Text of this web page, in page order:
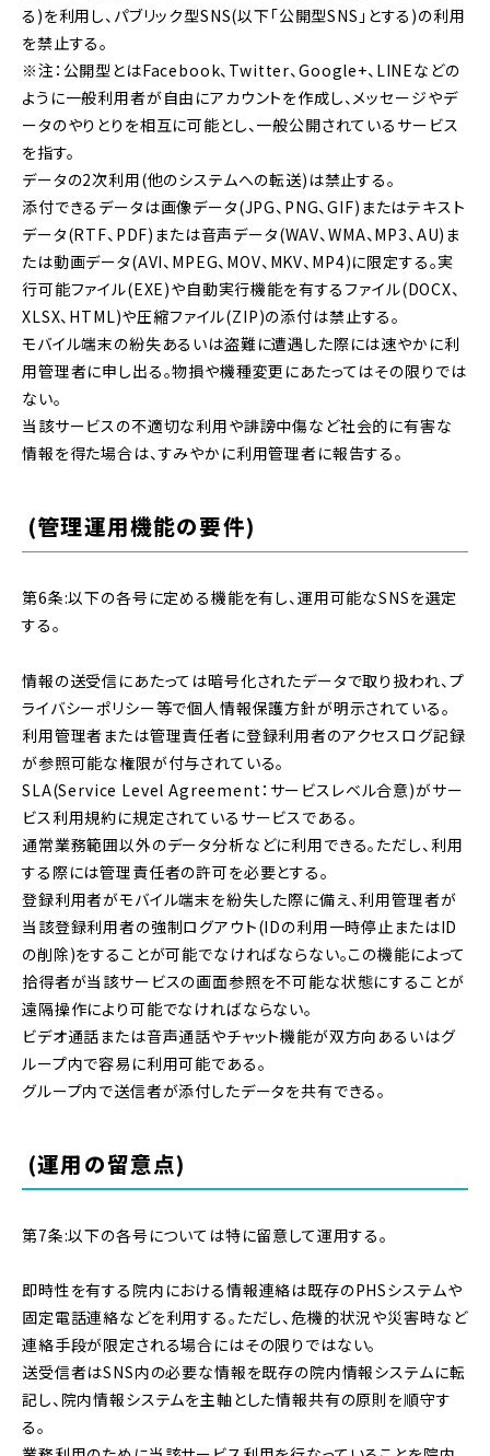
る)を利用し、パブリック型SNS(以下「公開型SNS」とする)の利用
を禁止する。
※注：公開型とはFacebook、Twitter、Google+、LINEなどの
ように一般利用者が自由にアカウントを作成し、メッセージやデ
ータのやりとりを相互に可能とし、一般公開されているサービス
を指す。
データの2次利用(他のシステムへの転送)は禁止する。
添付できるデータは画像データ(JPG、PNG、GIF)またはテキスト
データ(RTF、PDF)または音声データ(WAV、WMA、MP3、AU)ま
たは動画データ(AVI、MPEG、MOV、MKV、MP4)に限定する。実
行可能ファイル(EXE)や自動実行機能を有するファイル(DOCX、
XLSX、HTML)や圧縮ファイル(ZIP)の添付は禁止する。
モバイル端末の紛失あるいは盗難に遭遇した際には速やかに利
用管理者に申し出る。物損や機種変更にあたってはその限りでは
ない。
当該サービスの不適切な利用や誹謗中傷など社会的に有害な
情報を得た場合は、すみやかに利用管理者に報告する。
(管理運用機能の要件)
第6条:以下の各号に定める機能を有し、運用可能なSNSを選定
する。
情報の送受信にあたっては暗号化されたデータで取り扱われ、プ
ライバシーポリシー等で個人情報保護方針が明示されている。
利用管理者または管理責任者に登録利用者のアクセスログ記録
が参照可能な権限が付与されている。
SLA(Service Level Agreement：サービスレベル合意)がサー
ビス利用規約に規定されているサービスである。
通常業務範囲以外のデータ分析などに利用できる。ただし、利用
する際には管理責任者の許可を必要とする。
登録利用者がモバイル端末を紛失した際に備え、利用管理者が
当該登録利用者の強制ログアウト(IDの利用一時停止またはID
の削除)をすることが可能でなければならない。この機能によって
拾得者が当該サービスの画面参照を不可能な状態にすることが
遠隔操作により可能でなければならない。
ビデオ通話または音声通話やチャット機能が双方向あるいはグ
ループ内で容易に利用可能である。
グループ内で送信者が添付したデータを共有できる。
(運用の留意点)
第7条:以下の各号については特に留意して運用する。
即時性を有する院内における情報連絡は既存のPHSシステムや
固定電話連絡などを利用する。ただし、危機的状況や災害時など
連絡手段が限定される場合にはその限りではない。
送受信者はSNS内の必要な情報を既存の院内情報システムに転
記し、院内情報システムを主軸とした情報共有の原則を順守す
る。